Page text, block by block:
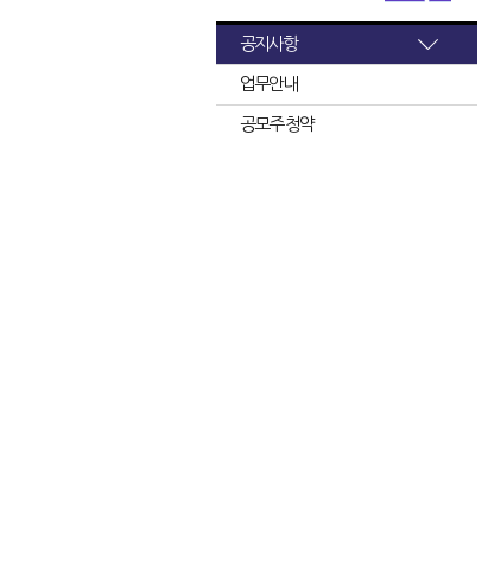
공지사항
업무안내
공모주 청약